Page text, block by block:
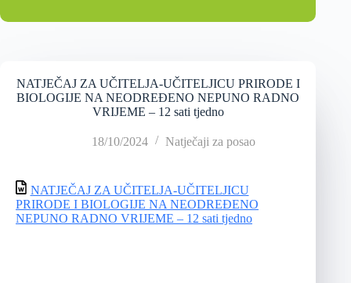
NATJEČAJ ZA UČITELJA-UČITELJICU PRIRODE I
BIOLOGIJE NA NEODREĐENO NEPUNO RADNO
VRIJEME – 12 sati tjedno
18/10/2024 Natječaji za posao
NATJEČAJ ZA UČITELJA-UČITELJICU
PRIRODE I BIOLOGIJE NA NEODREĐENO
NEPUNO RADNO VRIJEME – 12 sati tjedno